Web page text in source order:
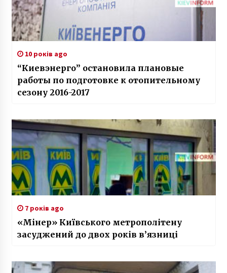
10 років ago
“Киевэнерго” остановила плановые
работы по подготовке к отопительному
сезону 2016-2017
7 років ago
«Мінер» Київського метрополітену
засуджений до двох років в’язниці